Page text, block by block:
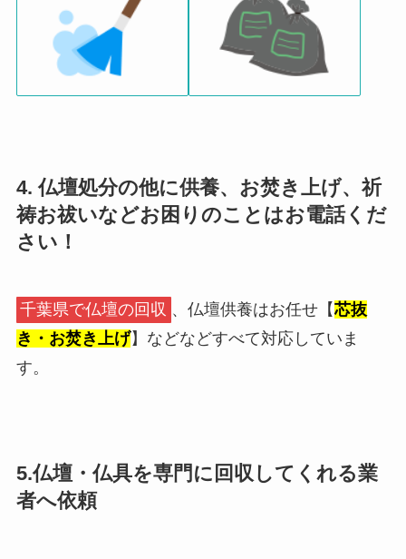
4. 仏壇処分の他に供養、お焚き上げ、祈
祷お祓いなどお困りのことはお電話くだ
さい！
千葉県で仏壇の回収 、仏壇供養はお任せ【芯抜
き・お焚き上げ】などなどすべて対応していま
す。
5.仏壇・仏具を専門に回収してくれる業
者へ依頼